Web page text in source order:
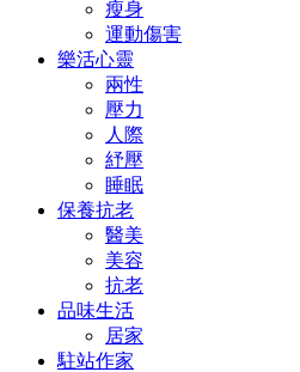
瘦身
運動傷害
樂活心靈
兩性
壓力
人際
紓壓
睡眠
保養抗老
醫美
美容
抗老
品味生活
居家
駐站作家